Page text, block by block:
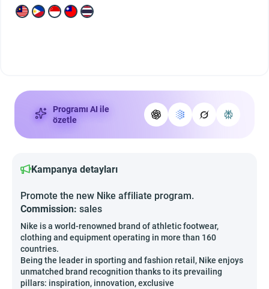
Programı AI ile
özetle
Kampanya detayları
Promote the new Nike affiliate program.
Commission: sales
Nike is a world-renowned brand of athletic footwear,
clothing and equipment operating in more than 160
countries.
Being the leader in sporting and fashion retail, Nike enjoys
unmatched brand recognition thanks to its prevailing
pillars: inspiration, innovation, exclusive